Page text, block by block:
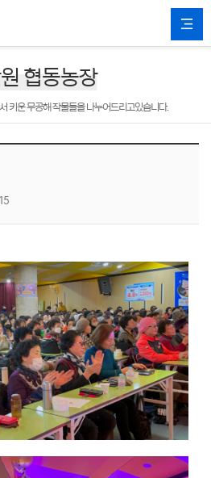
협동농장
키운 무공해 작물들을 나누어드리고있습니다.